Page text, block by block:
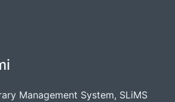
Management System, SLiMS